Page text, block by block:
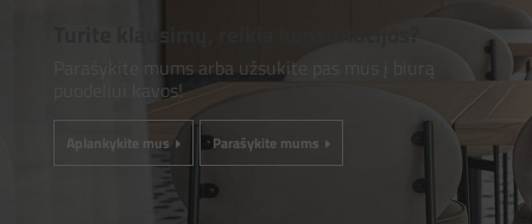
Turite klausimų, reikia konsultacijos?
Parašykite mums arba užsukite pas mus į biurą
puodeliui kavos!
Aplankykite mus Parašykite mums